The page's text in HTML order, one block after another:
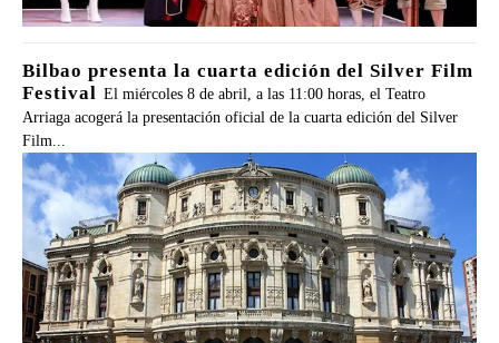
Bilbao presenta la cuarta edición del Silver Film
Festival El miércoles 8 de abril, a las 11:00 horas, el Teatro
Arriaga acogerá la presentación oficial de la cuarta edición del Silver
Film...